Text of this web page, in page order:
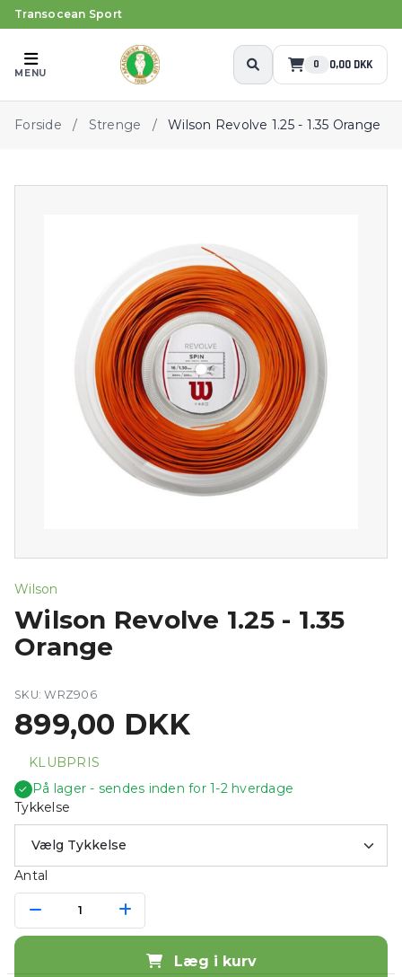
Transocean Sport
MENU
0 0,00 DKK
Forside / Strenge / Wilson Revolve 1.25 - 1.35 Orange
Wilson
Wilson Revolve 1.25 - 1.35
Orange
SKU: WRZ906
899,00 DKK
KLUBPRIS
✓ På lager - sendes inden for 1-2 hverdage
Tykkelse
Antal
Læg i kurv